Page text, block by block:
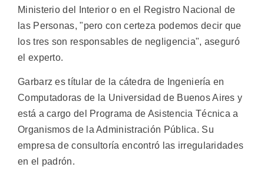
Ministerio del Interior o en el Registro Nacional de
las Personas, "pero con certeza podemos decir que
los tres son responsables de negligencia", aseguró
el experto.
Garbarz es títular de la cátedra de Ingeniería en
Computadoras de la Universidad de Buenos Aires y
está a cargo del Programa de Asistencia Técnica a
Organismos de la Administración Pública. Su
empresa de consultoría encontró las irregularidades
en el padrón.